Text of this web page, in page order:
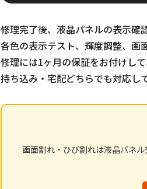
修理完了後、液晶パネルの表示確
各色の表示テスト、輝度調整、画
修理には1ヶ月の保証をお付けして
持ち込み・宅配どちらでも対応し
画面割れ・ひび割れは液晶パネ